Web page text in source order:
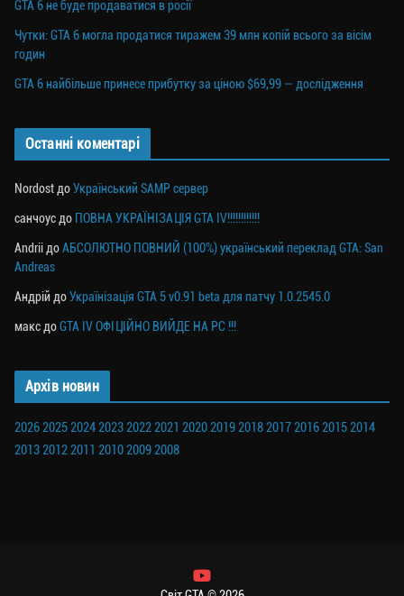
GTA 6 не буде продаватися в росії
Чутки: GTA 6 могла продатися тиражем 39 млн копій всього за вісім
годин
GTA 6 найбільше принесе прибутку за ціною $69,99 — дослідження
Останні коментарі
Nordost доУкраїнський SAMP сервер
санчоус до ПОВНА УКРАЇНІЗАЦІЯ GTA IV!!!!!!!!!!!!
Andrii доАБСОЛЮТНО ПОВНИЙ (100%) український переклад GTA: San
Andreas
Андрій доУкраїнізація GTA 5 v0.91 beta для патчу 1.0.2545.0
макс доGTA IV ОФІЦІЙНО ВИЙДЕ НА PC !!!
Архів новин
202620252024202320222021 2020201920182017201620152014
201320122011 201020092008